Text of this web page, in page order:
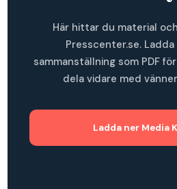
Här hittar du material
Presscenter.se.
sammanställning som PDF
dela vidare med
Ladda ner Media